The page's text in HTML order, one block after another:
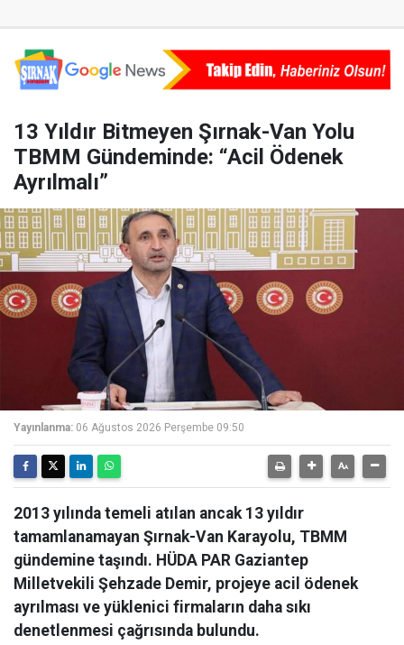
13 Yıldır Bitmeyen Şırnak-Van Yolu
TBMM Gündeminde: “Acil Ödenek
Ayrılmalı”
Yayınlanma: 06 Ağustos 2026 Perşembe 09:50
2013 yılında temeli atılan ancak 13 yıldır
tamamlanamayan Şırnak-Van Karayolu, TBMM
gündemine taşındı. HÜDA PAR Gaziantep
Milletvekili Şehzade Demir, projeye acil ödenek
ayrılması ve yüklenici firmaların daha sıkı
denetlenmesi çağrısında bulundu.